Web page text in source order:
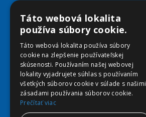
Predaj
Môj účet
Obľúbené
Košík
Doprava a platba
Táto webová lokalita
používa súbory cookie.
Táto webová lokalita používa súbory
cookie na zlepšenie používateľskej
skúsenosti. Používaním našej webovej
lokality vyjadrujete súhlas s používaním
všetkých súborov cookie v súlade s našimi
zásadami používania súborov cookie.
Prečítať viac